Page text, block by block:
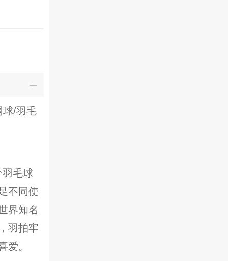
球/羽毛
毛球
不同使
界知名
羽拍牢
爱。